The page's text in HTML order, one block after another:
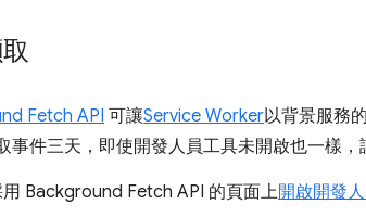
Fetch API 可讓Service Worker以背景服務
事件三天，即使開發人員工具未開啟也一樣，
Background Fetch API 的頁面上開啟開發